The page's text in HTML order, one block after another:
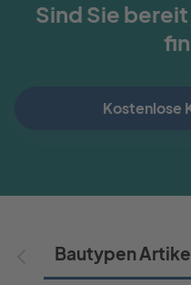
Sind Sie
Kostenlose
Bautypen